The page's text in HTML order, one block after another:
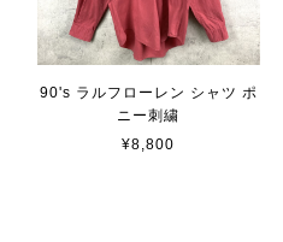
90's ラルフローレン シャツ ポ
ニー刺繍
¥8,800